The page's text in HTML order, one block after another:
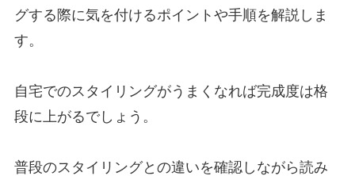
グする際に気を付けるポイントや手順を解説しま
す。
自宅でのスタイリングがうまくなれば完成度は格
段に上がるでしょう。
普段のスタイリングとの違いを確認しながら読み